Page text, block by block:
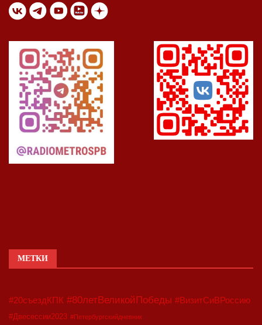
МЕТКИ
#20съездКПК #80летВеликойПобеды #ВизитСиВРоссию
#Двесессии2023 #Петербургскийдневник